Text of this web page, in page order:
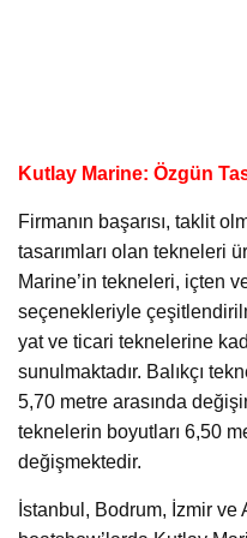
Kutlay Marine: Özgün
Firmanın başarısı, taklit
tasarımları olan tekneleri
Marine’in tekneleri, içten
seçenekleriyle
yat ve ticari teknelerine
sunulmaktadır. Balıkçı
5,70 metre arasında
teknelerin boyutları 6,50
değişmektedir.
İstanbul, Bodrum, İzmir ve